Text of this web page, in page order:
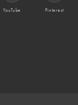
YouTube Pinterest